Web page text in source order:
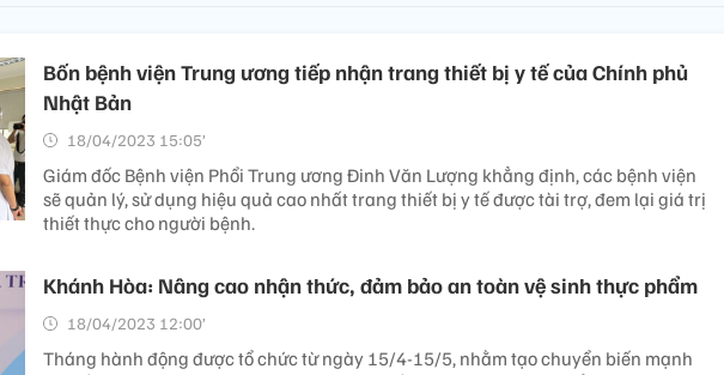
Bốn bệnh viện Trung ương tiếp nhận trang thiết bị y tế của Chính phủ
Nhật Bản
18/04/2023 15:05’
Giám đốc Bệnh viện Phổi Trung ương Đinh Văn Lượng khẳng định, các bệnh viện
sẽ quản lý, sử dụng hiệu quả cao nhất trang thiết bị y tế được tài trợ, đem lại giá trị
thiết thực cho người bệnh.
Khánh Hòa: Nâng cao nhận thức, đảm bảo an toàn vệ sinh thực phẩm
18/04/2023 12:00’
Tháng hành động được tổ chức từ ngày 15/4-15/5, nhằm tạo chuyển biến mạnh